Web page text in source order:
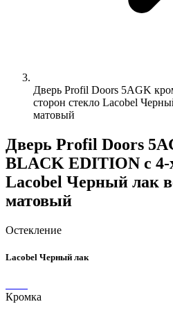
Дверь Profil Doors 5AGK
сторон стекло Lacobel
матовый
Дверь Profil Doors
BLACK EDITION с 4-
Lacobel Черный лак
матовый
Остекление
Lacobel Черный лак
Кромка